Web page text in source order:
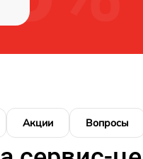
Акции Вопросы